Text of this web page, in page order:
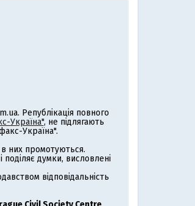
Републікація повного
Україна", не підлягають
Україна".
них промотуються.
думки, висловлені
відповідальність